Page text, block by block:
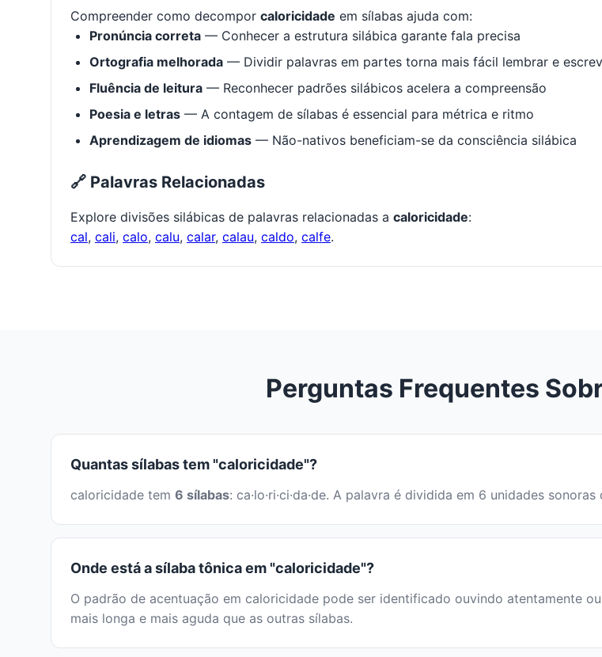
Compreender como decompor caloricidade em sílabas ajuda com:
Pronúncia correta — Conhecer a estrutura silábica garante fala precisa
Ortografia melhorada — Dividir palavras em partes torna mais fácil lembrar e
Fluência de leitura — Reconhecer padrões silábicos acelera a compreensão
Poesia e letras — A contagem de sílabas é essencial para métrica e ritmo
Aprendizagem de idiomas — Não-nativos beneficiam-se da consciência silábica
🔗 Palavras Relacionadas
Explore divisões silábicas de palavras relacionadas a caloricidade:
cal, cali, calo, calu, calar, calau, caldo, calfe.
Perguntas Frequentes
Quantas sílabas tem "caloricidade"?
caloricidade tem 6 sílabas: ca·lo·ri·ci·da·de. A palavra é dividida em 6 unidades
Onde está a sílaba tônica em "caloricidade"?
O padrão de acentuação em caloricidade pode ser identificado ouvindo atentamente
mais longa e mais aguda que as outras sílabas.